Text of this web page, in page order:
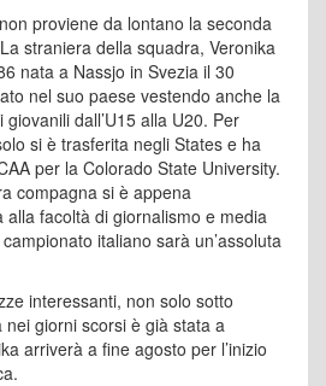
proviene da lontano la seconda
straniera della squadra, Veronika
nata a Nassjo in Svezia il 30
nel suo paese vestendo anche la
dall’U15 alla U20. Per
si è trasferita negli States e ha
per la Colorado State University.
compagna si è appena
facoltà di giornalismo e media
italiano sarà un’assoluta
interessanti, non solo sotto
nei giorni scorsi è già stata a
arriverà a fine agosto per l’inizio